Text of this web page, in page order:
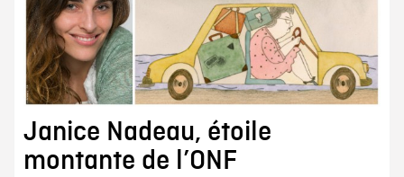
Janice Nadeau, étoile
montante de l’ONF